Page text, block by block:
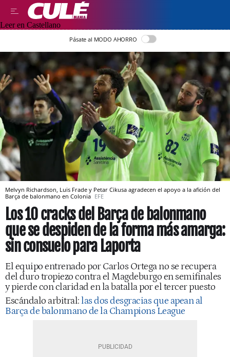
Leer en Castellano
Pásate al MODO AHORRO
Melvyn Richardson, Luis Frade y Petar Cikusa agradecen el apoyo a la afición del
Barça de balonmano en Colonia EFE
Los 10 cracks del Barça de balonmano
que se despiden de la forma más amarga:
sin consuelo para Laporta
El equipo entrenado por Carlos Ortega no se recupera
del duro tropiezo contra el Magdeburgo en semifinales
y pierde con claridad en la batalla por el tercer puesto
Escándalo arbitral: las dos desgracias que apean al
Barça de balonmano de la Champions League